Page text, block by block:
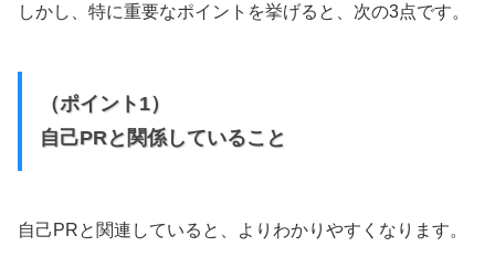
しかし、特に重要なポイントを挙げると、次の3点です。
（ポイント1）
自己PRと関係していること
自己PRと関連していると、よりわかりやすくなります。